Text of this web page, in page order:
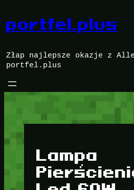
treści
portfel.plus
Złap najlepsze okazje z
portfel.plus
Lampa